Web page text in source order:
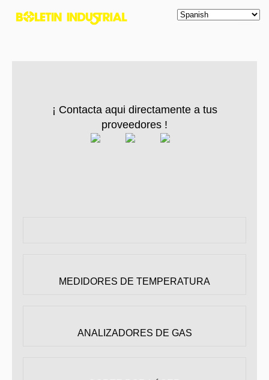
¡ Contacta aqui directamente a tus
proveedores !
MEDIDORES DE TEMPERATURA
ANALIZADORES DE GAS